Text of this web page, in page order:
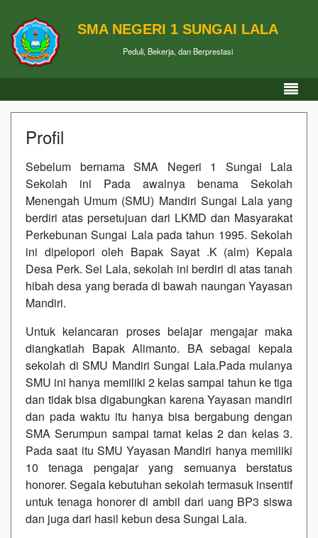
SMA NEGERI 1 SUNGAI LALA
Peduli, Bekerja, dan Berprestasi
Profil
Sebelum bernama SMA Negeri 1 Sungai Lala
Sekolah ini Pada awalnya benama Sekolah
Menengah Umum (SMU) Mandiri Sungai Lala yang
berdiri atas persetujuan dari LKMD dan Masyarakat
Perkebunan Sungai Lala pada tahun 1995. Sekolah
ini dipelopori oleh Bapak Sayat .K (alm) Kepala
Desa Perk. Sei Lala, sekolah ini berdiri di atas tanah
hibah desa yang berada di bawah naungan Yayasan
Mandiri.
Untuk kelancaran proses belajar mengajar maka
diangkatlah Bapak Alimanto. BA sebagai kepala
sekolah di SMU Mandiri Sungai Lala.Pada mulanya
SMU ini hanya memiliki 2 kelas sampai tahun ke tiga
dan tidak bisa digabungkan karena Yayasan mandiri
dan pada waktu itu hanya bisa bergabung dengan
SMA Serumpun sampai tamat kelas 2 dan kelas 3.
Pada saat itu SMU Yayasan Mandiri hanya memiliki
10 tenaga pengajar yang semuanya berstatus
honorer. Segala kebutuhan sekolah termasuk insentif
untuk tenaga honorer di ambil dari uang BP3 siswa
dan juga dari hasil kebun desa Sungai Lala.